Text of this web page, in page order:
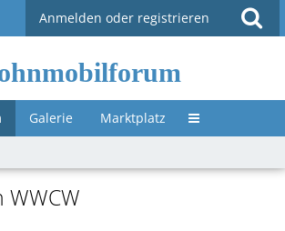
Anmelden oder registrieren
Galerie Marktplatz Untermenü »